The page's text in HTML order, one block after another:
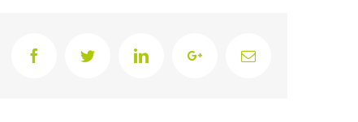
FacebookTwitter LinkedInGoogle+Email